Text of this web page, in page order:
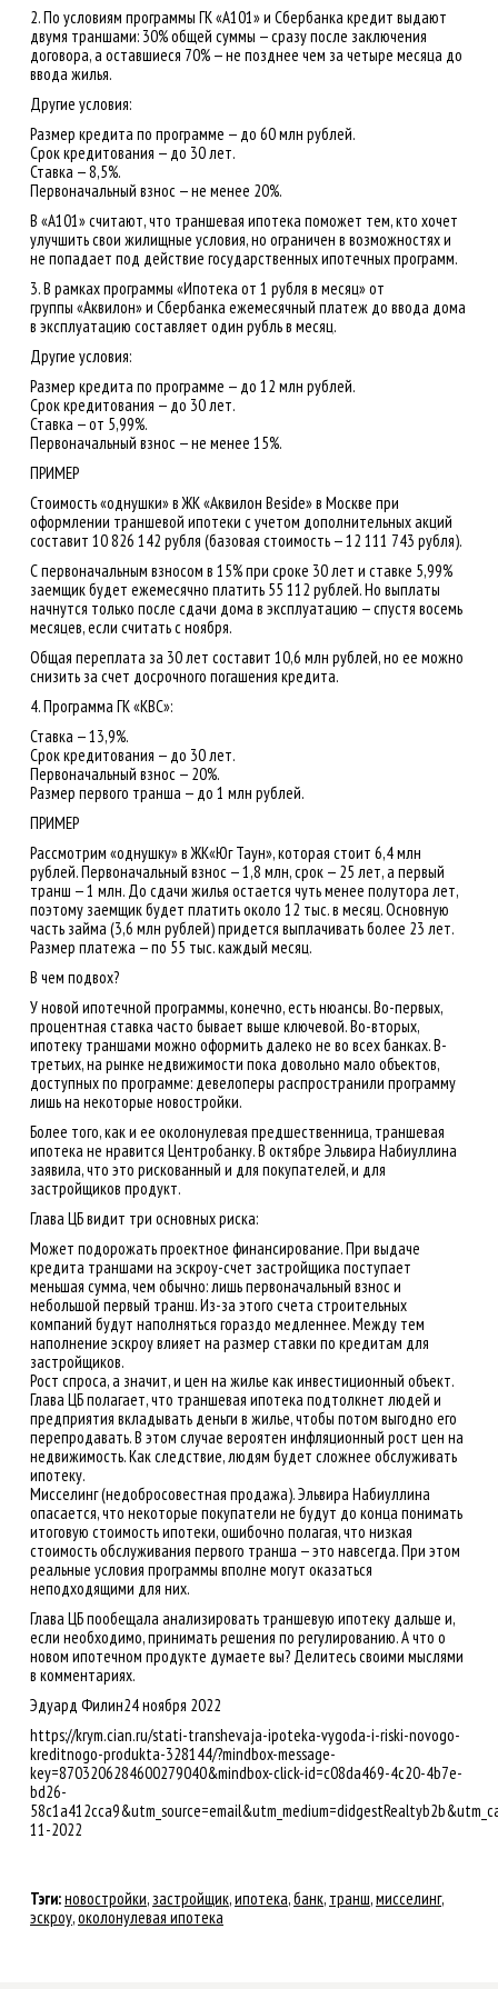
2. По условиям программы ГК «А101» и Сбербанка кредит выдают
двумя траншами: 30% общей суммы — сразу после заключения
договора, а оставшиеся 70% — не позднее чем за четыре месяца до
ввода жилья.
Другие условия:
Размер кредита по программе — до 60 млн рублей.
Срок кредитования — до 30 лет.
Ставка — 8,5%.
Первоначальный взнос — не менее 20%.
В «А101» считают, что траншевая ипотека поможет тем, кто хочет
улучшить свои жилищные условия, но ограничен в возможностях и
не попадает под действие государственных ипотечных программ.
3. В рамках программы «Ипотека от 1 рубля в месяц» от
группы «Аквилон» и Сбербанка ежемесячный платеж до ввода дома
в эксплуатацию составляет один рубль в месяц.
Другие условия:
Размер кредита по программе — до 12 млн рублей.
Срок кредитования — до 30 лет.
Ставка — от 5,99%.
Первоначальный взнос — не менее 15%.
ПРИМЕР
Стоимость «однушки» в ЖК «Аквилон Beside» в Москве при
оформлении траншевой ипотеки с учетом дополнительных акций
составит 10 826 142 рубля (базовая стоимость — 12 111 743 рубля).
С первоначальным взносом в 15% при сроке 30 лет и ставке 5,99%
заемщик будет ежемесячно платить 55 112 рублей. Но выплаты
начнутся только после сдачи дома в эксплуатацию — спустя восемь
месяцев, если считать с ноября.
Общая переплата за 30 лет составит 10,6 млн рублей, но ее можно
снизить за счет досрочного погашения кредита.
4. Программа ГК «КВС»:
Ставка — 13,9%.
Срок кредитования — до 30 лет.
Первоначальный взнос — 20%.
Размер первого транша — до 1 млн рублей.
ПРИМЕР
Рассмотрим «однушку» в ЖК«Юг Таун», которая стоит 6,4 млн
рублей. Первоначальный взнос — 1,8 млн, срок — 25 лет, а первый
транш — 1 млн. До сдачи жилья остается чуть менее полутора лет,
поэтому заемщик будет платить около 12 тыс. в месяц. Основную
часть займа (3,6 млн рублей) придется выплачивать более 23 лет.
Размер платежа — по 55 тыс. каждый месяц.
В чем подвох?
У новой ипотечной программы, конечно, есть нюансы. Во-первых,
процентная ставка часто бывает выше ключевой. Во-вторых,
ипотеку траншами можно оформить далеко не во всех банках. В-
третьих, на рынке недвижимости пока довольно мало объектов,
доступных по программе: девелоперы распространили программу
лишь на некоторые новостройки.
Более того, как и ее околонулевая предшественница, траншевая
ипотека не нравится Центробанку. В октябре Эльвира Набиуллина
заявила, что это рискованный и для покупателей, и для
застройщиков продукт.
Глава ЦБ видит три основных риска:
Может подорожать проектное финансирование. При выдаче
кредита траншами на эскроу-счет застройщика поступает
меньшая сумма, чем обычно: лишь первоначальный взнос и
небольшой первый транш. Из-за этого счета строительных
компаний будут наполняться гораздо медленнее. Между тем
наполнение эскроу влияет на размер ставки по кредитам для
застройщиков.
Рост спроса, а значит, и цен на жилье как инвестиционный объект.
Глава ЦБ полагает, что траншевая ипотека подтолкнет людей и
предприятия вкладывать деньги в жилье, чтобы потом выгодно его
перепродавать. В этом случае вероятен инфляционный рост цен на
недвижимость. Как следствие, людям будет сложнее обслуживать
ипотеку.
Мисселинг (недобросовестная продажа). Эльвира Набиуллина
опасается, что некоторые покупатели не будут до конца понимать
итоговую стоимость ипотеки, ошибочно полагая, что низкая
стоимость обслуживания первого транша — это навсегда. При этом
реальные условия программы вполне могут оказаться
неподходящими для них.
Глава ЦБ пообещала анализировать траншевую ипотеку дальше и,
если необходимо, принимать решения по регулированию. А что о
новом ипотечном продукте думаете вы? Делитесь своими мыслями
в комментариях.
Эдуард Филин24 ноября 2022
https://krym.cian.ru/stati-transhevaja-ipoteka-vygoda-i-riski-novogo-
kreditnogo-produkta-328144/?mindbox-message-
key=8703206284600279040&mindbox-click-id=c08da469-4c20-4b7e-
bd26-
11-2022
Тэги:новостройки, застройщик,ипотека,банк, транш,мисселинг,
эскроу,околонулевая ипотека